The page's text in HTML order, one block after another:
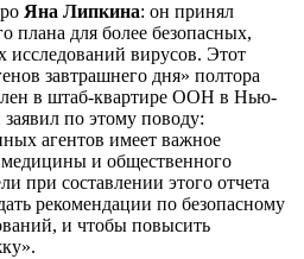
Яна Липкина: он принял
плана для более безопасных,
исследований вирусов. Этот
завтрашнего дня» полтора
в штаб-квартире ООН в Нью-
по этому поводу:
агентов имеет важное
медицины и общественного
при составлении этого отчета
рекомендации по безопасному
и чтобы повысить